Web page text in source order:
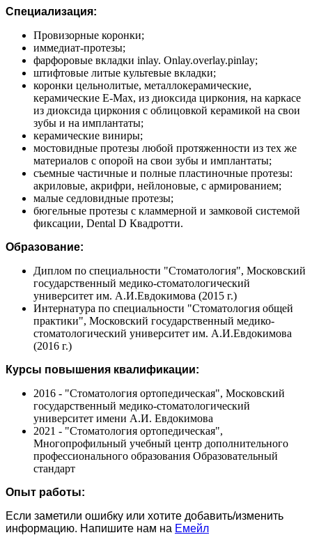
Специализация:
Провизорные коронки;
иммедиат-протезы;
фарфоровые вкладки inlay. Onlay.overlay.pinlay;
штифтовые литые культевые вкладки;
коронки цельнолитые, металлокерамические,
керамические E-Max, из диоксида циркония, на каркасе
из диоксида циркония с облицовкой керамикой на свои
зубы и на имплантаты;
керамические виниры;
мостовидные протезы любой протяженности из тех же
материалов с опорой на свои зубы и имплантаты;
съемные частичные и полные пластиночные протезы:
акриловые, акрифри, нейлоновые, с армированием;
малые седловидные протезы;
бюгельные протезы с кламмерной и замковой системой
фиксации, Dental D Квадротти.
Образование:
Диплом по специальности "Стоматология", Московский
государственный медико-стоматологический
университет им. А.И.Евдокимова (2015 г.)
Интернатура по специальности "Стоматология общей
практики", Московский государственный медико-
стоматологический университет им. А.И.Евдокимова
(2016 г.)
Курсы повышения квалификации:
2016 - "Стоматология ортопедическая", Московский
государственный медико-стоматологический
университет имени А.И. Евдокимова
2021 - "Стоматология ортопедическая",
Многопрофильный учебный центр дополнительного
профессионального образования Образовательный
стандарт
Опыт работы:
Если заметили ошибку или хотите добавить/изменить
информацию. Напишите нам на Емейл